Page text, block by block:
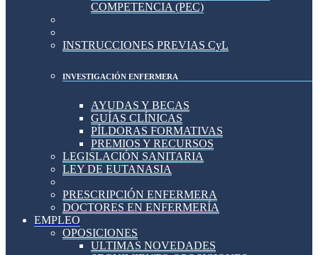
COMPETENCIA (PEC)
INSTRUCCIONES PREVIAS CyL
INVESTIGACIÓN ENFERMERA
AYUDAS Y BECAS
GUÍAS CLÍNICAS
PÍLDORAS FORMATIVAS
PREMIOS Y RECURSOS
LEGISLACIÓN SANITARIA
LEY DE EUTANASIA
PRESCRIPCIÓN ENFERMERA
DOCTORES EN ENFERMERÍA
EMPLEO
OPOSICIONES
ULTIMAS NOVEDADES